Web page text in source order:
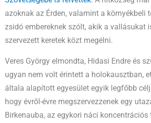
azoknak az Érden, valamint a környékbeli
zsidó embereknek szólt, akik a vallásukat
szervezett keretek közt megélni.
Veres György elmondta, Hidasi Endre és
ugyan nem volt érintett a holokausztban,
általa alapított egyesület egyik legfőbb
hogy évről-évre megszervezzenek egy
Birkenauba, az egykori náci koncentrációs